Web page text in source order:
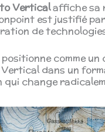
Verticalaffiche sa
est justifié
de
comme
dans un
change